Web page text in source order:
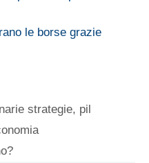
le borse grazie
strategie, pil